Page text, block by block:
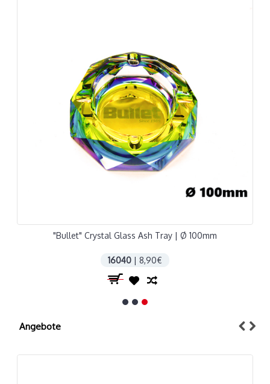
"Bullet" Crystal Glass Ash Tray | Ø 100mm
16040 | 8,90€
Angebote